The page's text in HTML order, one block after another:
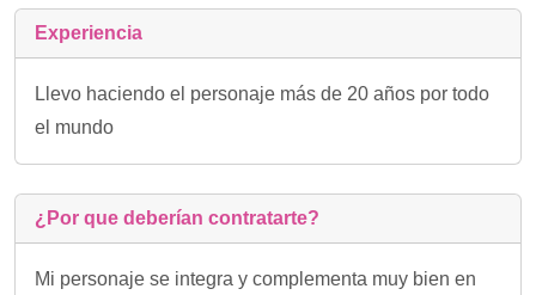
Experiencia
Llevo haciendo el personaje más de 20 años por todo
el mundo
¿Por que deberían contratarte?
Mi personaje se integra y complementa muy bien en